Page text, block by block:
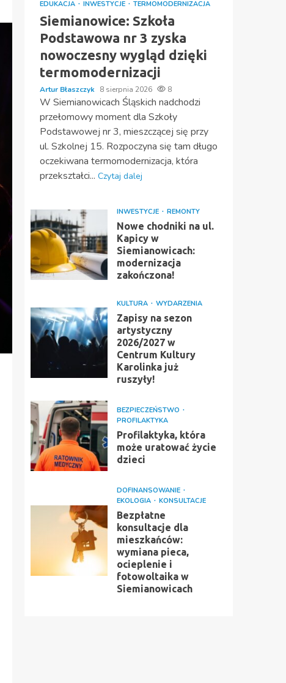
EDUKACJA INWESTYCJE TERMOMODERNIZACJA
Siemianowice: Szkoła
Podstawowa nr 3 zyska
nowoczesny wygląd dzięki
termomodernizacji
Artur Błaszczyk 8 sierpnia 2026 8
W Siemianowicach Śląskich nadchodzi
przełomowy moment dla Szkoły
Podstawowej nr 3, mieszczącej się przy
ul. Szkolnej 15. Rozpoczyna się tam długo
oczekiwana termomodernizacja, która
przekształci... Czytaj dalej
INWESTYCJE REMONTY
Nowe chodniki na ul.
Kapicy w
Siemianowicach:
modernizacja
zakończona!
KULTURA WYDARZENIA
Zapisy na sezon
artystyczny
2026/2027 w
Centrum Kultury
Karolinka już
ruszyły!
BEZPIECZEŃSTWO
PROFILAKTYKA
Profilaktyka, która
może uratować życie
dzieci
DOFINANSOWANIE
EKOLOGIA
KONSULTACJE
Bezpłatne
konsultacje dla
mieszkańców:
wymiana pieca,
ocieplenie i
fotowoltaika w
Siemianowicach